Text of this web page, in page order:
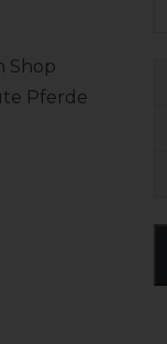
Shop
Pferde